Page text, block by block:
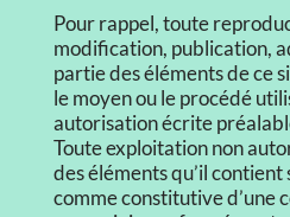
Pour rappel, toute
modification, publication,
partie des éléments de ce
le moyen ou le procédé
autorisation écrite
Toute exploitation non
des éléments qu’il
comme constitutive d’une